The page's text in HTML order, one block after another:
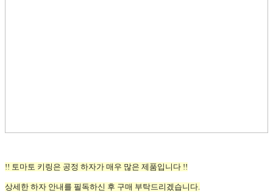
!! 토마토 키링은 공정 하자가 매우 많은 제품입니다 !!
상세한 하자 안내를 필독하신 후 구매 부탁드리겠습니다.